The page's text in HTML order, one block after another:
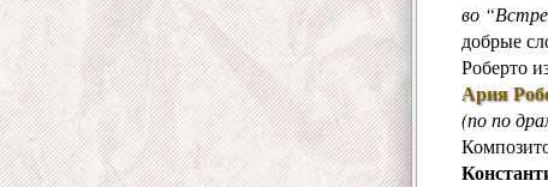
во
добрые
Роберто
Ария
(по по